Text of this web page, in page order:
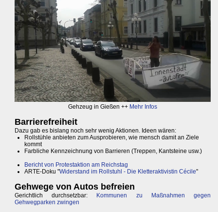
Gehzeug in Gießen ++ Mehr Infos
Barrierefreiheit
Dazu gab es bislang noch sehr wenig Aktionen. Ideen wären:
Rollstühle anbieten zum Ausprobieren, wie mensch damit an Ziele
kommt
Farbliche Kennzeichnung von Barrieren (Treppen, Kantsteine usw.)
Bericht von Protestaktion am Reichstag
ARTE-Doku "Widerstand im Rollstuhl - Die Kletteraktivistin Cécile"
Gehwege von Autos befreien
Gerichtlich durchsetzbar:
Kommunen zu Maßnahmen gegen
Gehwegparken zwingen